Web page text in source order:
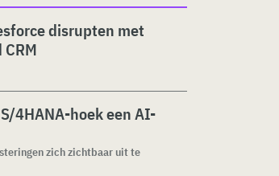
disrupten met
4HANA-hoek een AI-
zich zichtbaar uit te